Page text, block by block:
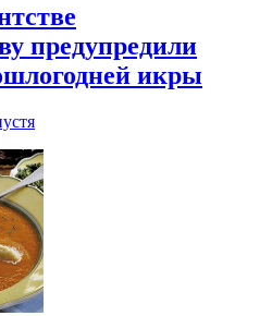
предупредили
икры